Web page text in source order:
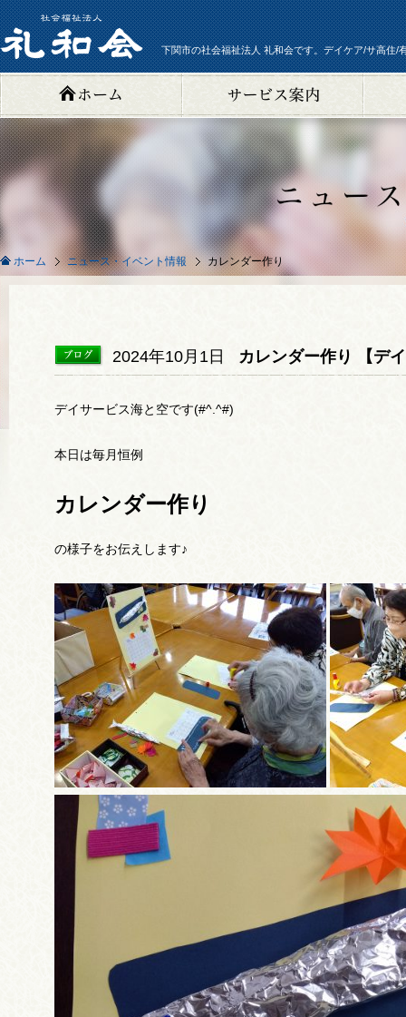
下関市の社会福祉法人 礼和会です。デイケア/サ高住/
ホーム ニュース・イベント情報 カレンダー作り
2024年10月1日 カレンダー作り 【デ
デイサービス海と空です(#^.^#)
本日は毎月恒例
カレンダー作り
の様子をお伝えします♪